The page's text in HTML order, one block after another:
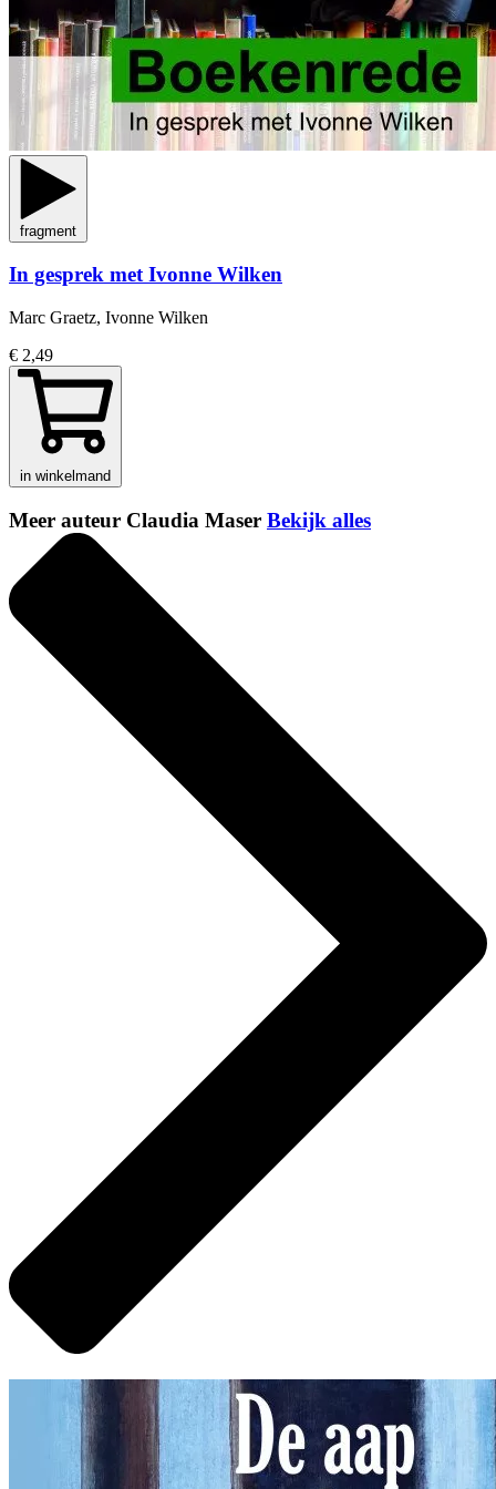
fragment
In gesprek met Ivonne Wilken
Marc Graetz, Ivonne Wilken
€ 2,49
in winkelmand
Meer auteur Claudia Maser Bekijk alles